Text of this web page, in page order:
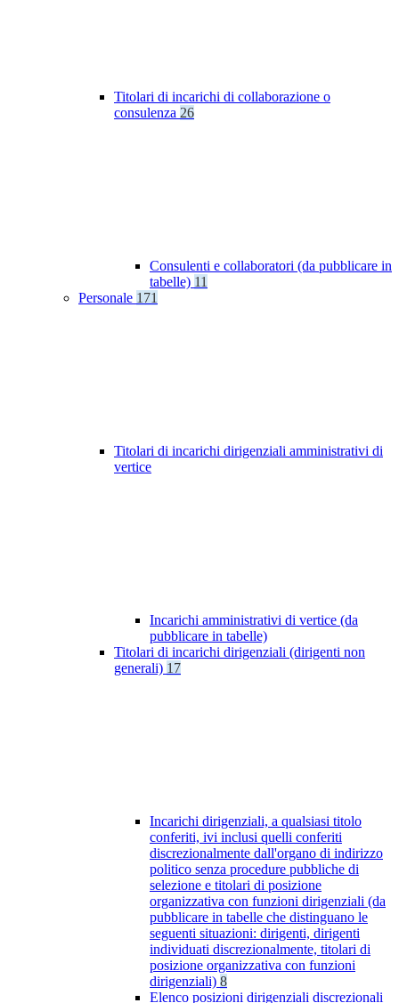
Titolari di incarichi di collaborazione o
consulenza 26
Consulenti e collaboratori (da pubblicare in
tabelle) 11
Personale 171
Titolari di incarichi dirigenziali amministrativi di
vertice
Incarichi amministrativi di vertice (da
pubblicare in tabelle)
Titolari di incarichi dirigenziali (dirigenti non
generali) 17
Incarichi dirigenziali, a qualsiasi titolo
conferiti, ivi inclusi quelli conferiti
discrezionalmente dall'organo di indirizzo
politico senza procedure pubbliche di
selezione e titolari di posizione
organizzativa con funzioni dirigenziali (da
pubblicare in tabelle che distinguano le
seguenti situazioni: dirigenti, dirigenti
individuati discrezionalmente, titolari di
posizione organizzativa con funzioni
dirigenziali) 8
Elenco posizioni dirigenziali discrezionali